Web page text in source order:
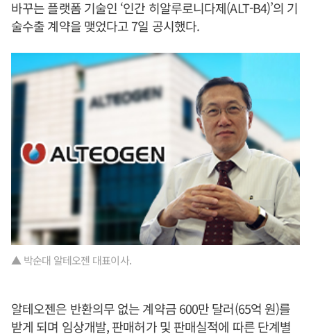
바꾸는 플랫폼 기술인 ‘인간 히알루로니다제(ALT-B4)’의 기
술수출 계약을 맺었다고 7일 공시했다.
▲ 박순대 알테오젠 대표이사.
알테오젠은 반환의무 없는 계약금 600만 달러(65억 원)를
받게 되며 임상개발, 판매허가 및 판매실적에 따른 단계별